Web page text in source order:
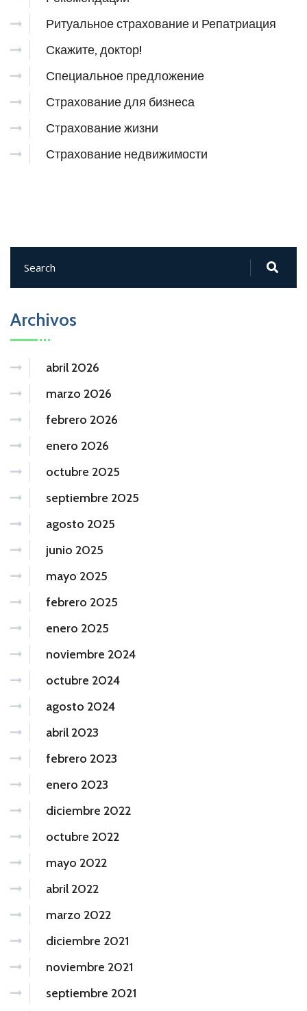
Ритуальное страхование и Репатриация
Скажите, доктор!
Специальное предложение
Страхование для бизнеса
Страхование жизни
Страхование недвижимости
Archivos
abril 2026
marzo 2026
febrero 2026
enero 2026
octubre 2025
septiembre 2025
agosto 2025
junio 2025
mayo 2025
febrero 2025
enero 2025
noviembre 2024
octubre 2024
agosto 2024
abril 2023
febrero 2023
enero 2023
diciembre 2022
octubre 2022
mayo 2022
abril 2022
marzo 2022
diciembre 2021
noviembre 2021
septiembre 2021